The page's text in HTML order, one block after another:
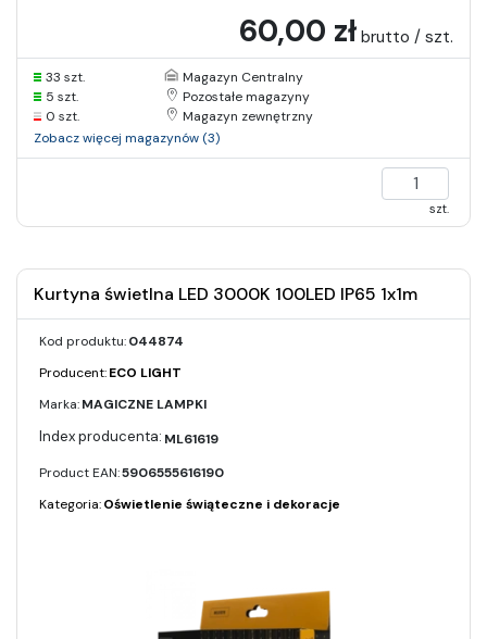
60,00 zł brutto / szt.
33 szt.
Magazyn Centralny
5 szt.
Pozostałe magazyny
0 szt.
Magazyn zewnętrzny
Zobacz więcej magazynów (3)
szt.
Kurtyna świetlna LED 3000K 100LED IP65 1x1m
Kod produktu:044874
Producent:ECO LIGHT
Marka:MAGICZNE LAMPKI
ML61619
Product EAN:5906555616190
Kategoria:Oświetlenie świąteczne i dekoracje